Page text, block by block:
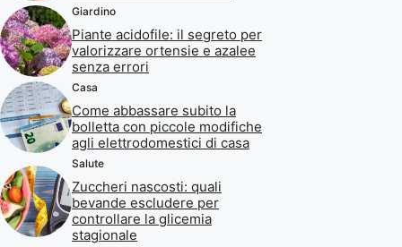
Giardino
Piante acidofile: il segreto per
valorizzare ortensie e azalee
senza errori
Casa
Come abbassare subito la
bolletta con piccole modifiche
agli elettrodomestici di casa
Salute
Zuccheri nascosti: quali
bevande escludere per
controllare la glicemia
stagionale